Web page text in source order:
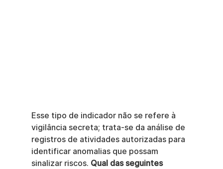
Esse tipo de indicador não se refere à
vigilância secreta; trata-se da análise de
registros de atividades autorizadas para
identificar anomalias que possam
sinalizar riscos. Qual das seguintes